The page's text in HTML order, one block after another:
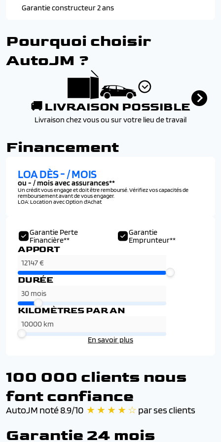
Sabot avant chrome
Navigation 3d connectee
console centrale, 2 prises usb type a pour les passagers
Radio numerique terrestre (dab)
Garantie constructeur 2 ans
Pourquoi choisir
AutoJM ?
🚚 LIVRAISON POSSIBLE
Livraison chez vous ou sur votre lieu de travail
Financement
Garantie Perte
Financière**
Garantie
Emprunteur**
APPORT
DURÉE
KILOMÈTRES PAR AN
En savoir plus
LOA DÈS-/ MOIS
ou - / mois avec assurances**
Un crédit vous engage et doit être remboursé. Vérifiez vos capacités de
remboursement avant de vous engager.
LOA: Location avec Option d'Achat
100 000 clients nous
font confiance
AutoJM noté 8.9/10 ★ ★ ★ ★ ☆ par ses clients
Garantie 24 mois